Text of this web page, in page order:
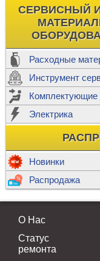
СЕРВИСНЫЙ
Расходные
Инструмент
Комплектующие
Электрика
Новинки
Распродажа
О Нас
Статус
ремонта